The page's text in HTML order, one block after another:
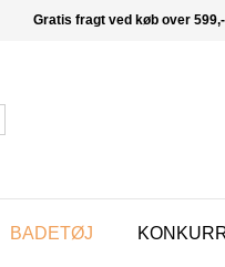
Gratis fragt ved køb over 599,-
BADETØJ